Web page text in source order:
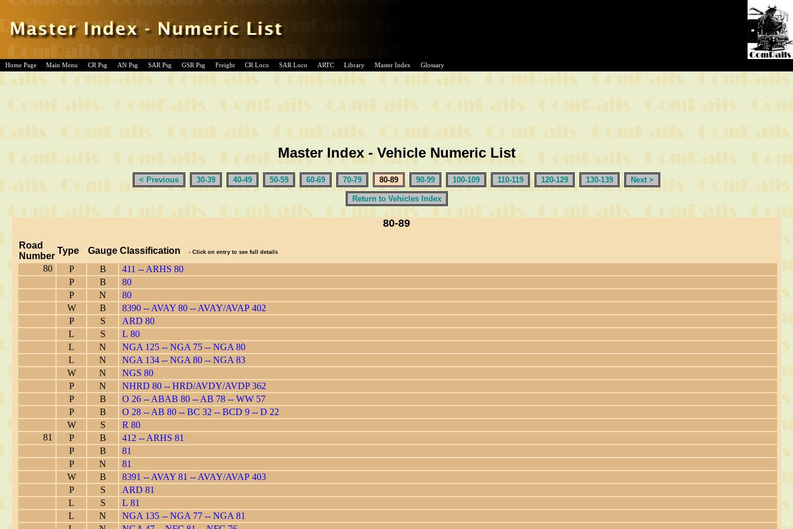
Home Page Main Menu CR Psg AN Psg SAR Psg GSR Psg Freight CR Loco SAR Loco ARTC Library Master Index Glossary
Master Index - Vehicle Numeric List
< Previous 30-39 40-49 50-59 60-69 70-79 80-89 90-99 100-109 110-119 120-129 130-139 Next >
Return to Vehicles Index
80-89
Road
Number
Type Gauge Classification - Click on entry to see full details
80 P B
411 -- ARHS 80
P
B
80
P
N
80
W
B
8390 -- AVAY 80 -- AVAY/AVAP 402
P
S
ARD 80
L
S
L 80
L
N
NGA 125 -- NGA 75 -- NGA 80
L
N
NGA 134 -- NGA 80 -- NGA 83
W
N
NGS 80
P
N
NHRD 80 -- HRD/AVDY/AVDP 362
P
B
O 26 -- ABAB 80 -- AB 78 -- WW 57
P
B
O 28 -- AB 80 -- BC 32 -- BCD 9 -- D 22
W
S
R 80
81
P B
412 -- ARHS 81
P
B
81
P
N
81
W
B
8391 -- AVAY 81 -- AVAY/AVAP 403
P
S
ARD 81
L
S
L 81
L
N
NGA 135 -- NGA 77 -- NGA 81